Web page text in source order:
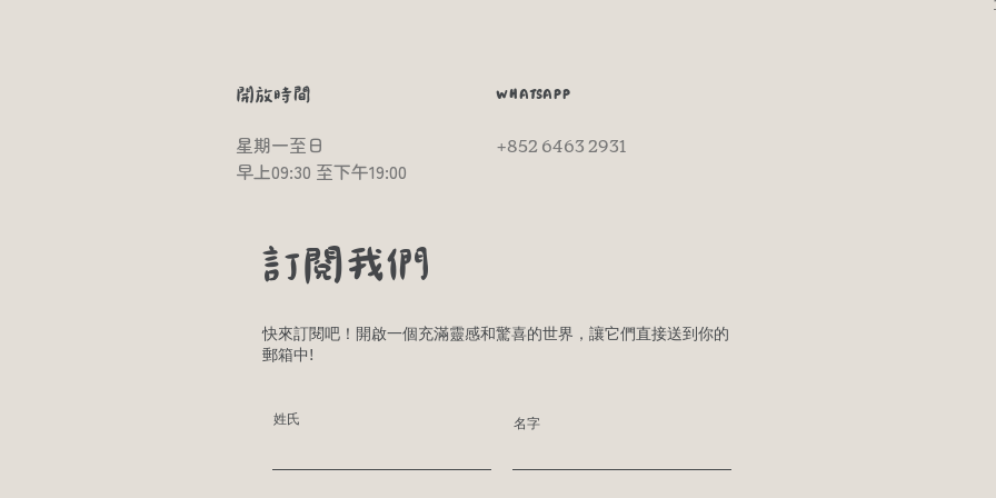
開放時間
星期一至日​
早上09:30 至下午19:00
WHATSAPP
+852 6463 2931
訂閱我們
快來訂閱吧！開啟一個充滿靈感和驚喜的世界，讓它們直接送到你的
郵箱中!
姓氏 名字